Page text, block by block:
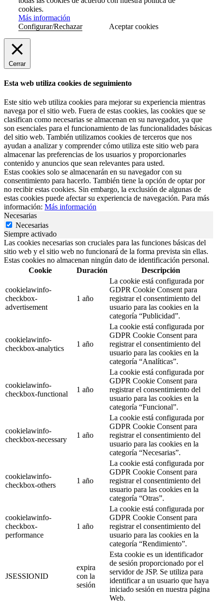
cookies.
Más información
Configurar/Rechazar
Aceptar cookies
Cerrar
Esta web utiliza cookies de seguimiento
Este sitio web utiliza cookies para mejorar su experiencia mientras
navega por el sitio web. Fuera de estas cookies, las cookies que se
clasifican como necesarias se almacenan en su navegador, ya que
son esenciales para el funcionamiento de las funcionalidades básicas
del sitio web. También utilizamos cookies de terceros que nos
ayudan a analizar y comprender cómo utiliza este sitio web para
almacenar las preferencias de los usuarios y proporcionarles
contenido y anuncios que sean relevantes para usted.
Estas cookies solo se almacenarán en su navegador con su
consentimiento para hacerlo. También tiene la opción de optar por
no recibir estas cookies. Sin embargo, la exclusión de algunas de
estas cookies puede afectar su experiencia de navegación. Para más
información: Más información
Necesarias
Necesarias
Siempre activado
Las cookies necesarias son cruciales para las funciones básicas del
sitio web y el sitio web no funcionará de la forma prevista sin ellas.
Estas cookies no almacenan ningún dato de identificación personal.
Cookie
Duración Descripción
cookielawinfo-
checkbox-
advertisement
1 año
La cookie está configurada por
GDPR Cookie Consent para
registrar el consentimiento del
usuario para las cookies en la
categoría “Publicidad”.
cookielawinfo-
checkbox-analytics
1 año
La cookie está configurada por
GDPR Cookie Consent para
registrar el consentimiento del
usuario para las cookies en la
categoría “Analíticas”.
cookielawinfo-
checkbox-functional
1 año
La cookie está configurada por
GDPR Cookie Consent para
registrar el consentimiento del
usuario para las cookies en la
categoría “Funcional”.
cookielawinfo-
checkbox-necessary
1 año
La cookie está configurada por
GDPR Cookie Consent para
registrar el consentimiento del
usuario para las cookies en la
categoría “Necesarias”.
cookielawinfo-
checkbox-others
1 año
La cookie está configurada por
GDPR Cookie Consent para
registrar el consentimiento del
usuario para las cookies en la
categoría “Otras”.
cookielawinfo-
checkbox-
performance
1 año
La cookie está configurada por
GDPR Cookie Consent para
registrar el consentimiento del
usuario para las cookies en la
categoría “Rendimiento”.
JSESSIONID
expira
con la
sesión
Esta cookie es un identificador
de sesión proporcionado por el
servidor de JSP. Se utiliza para
identificar a un usuario que haya
iniciado sesión en nuestra página
Web.